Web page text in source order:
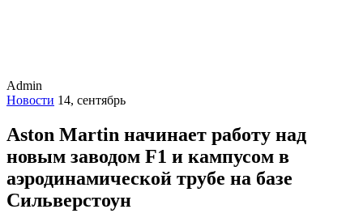
Admin
Новости 14, сентябрь
Aston Martin начинает работу над
новым заводом F1 и кампусом в
аэродинамической трубе на базе
Сильверстоун